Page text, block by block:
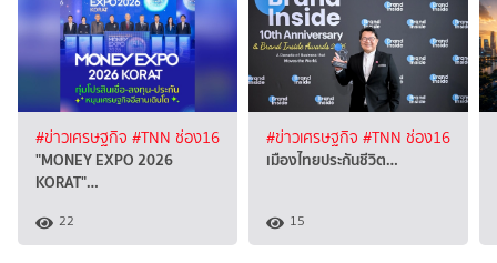
#ข่าวเศรษฐกิจ #TNN ช่อง16
"MONEY EXPO 2026
KORAT"…
22
#ข่าวเศรษฐกิจ #TNN ช่อง16
เมืองไทยประกันชีวิต…
15